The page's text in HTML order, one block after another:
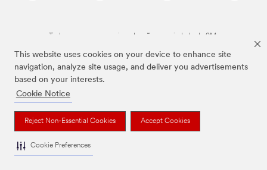
This website uses cookies on your device to enhance site
navigation, analyze site usage, and deliver you advertisements
based on your interests.
Cookie Notice
Reject Non-Essential Cookies Accept Cookies
Cookie Preferences
Todas as marcas mencionadas são propriedade da 3M.